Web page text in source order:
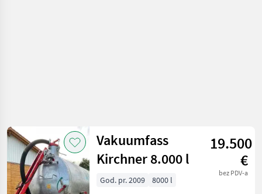
Vakuumfass
Kirchner 8.000 l
19.500
€
bez PDV-a
God. pr. 2009 8000 l